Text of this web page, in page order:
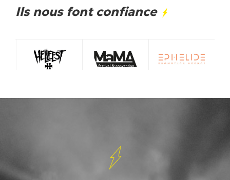
Ils nous font confiance